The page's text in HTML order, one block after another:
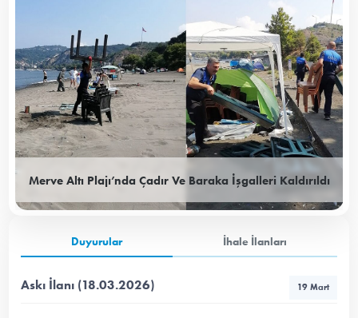
Merve Altı Plajı’nda Çadır Ve Baraka İşgalleri Kaldırıldı
Duyurular İhale İlanları
Askı İlanı (18.03.2026) 19 Mart